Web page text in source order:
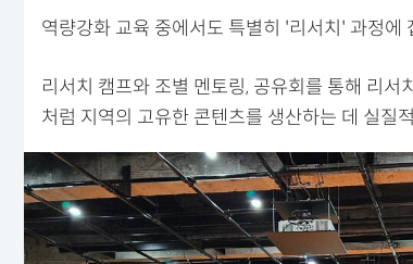
역량강화 교육 중에서도 특별히 '리서치' 과정
리서치 캠프와 조별 멘토링, 공유회를 통해 리
처럼 지역의 고유한 콘텐츠를 생산하는 데 실질